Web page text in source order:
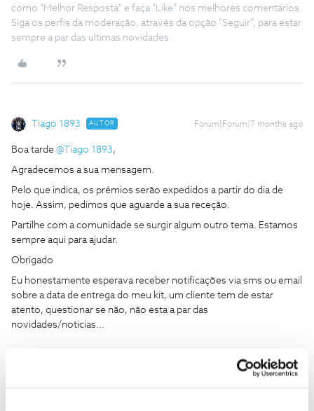
como "Melhor Resposta" e faça "Like" nos melhores comentários.
Siga os perfis da moderação, através da opção "Seguir", para estar
sempre a par das ultimas novidades.
Tiago 1893 AUTOR Forum|Forum|7 months ago
Boa tarde ​ @Tiago 1893,
Agradecemos a sua mensagem.
Pelo que indica, os prémios serão expedidos a partir do dia de
hoje. Assim, pedimos que aguarde a sua receção.
Partilhe com a comunidade se surgir algum outro tema. Estamos
sempre aqui para ajudar.
Obrigado
Eu honestamente esperava receber notificações via sms ou email
sobre a data de entrega do meu kit, um cliente tem de estar
atento, questionar se não, não esta a par das
novidades/noticias...